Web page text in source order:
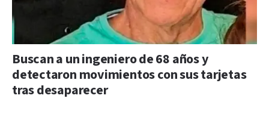
Buscan a un ingeniero de 68 años y
detectaron movimientos con sus tarjetas
tras desaparecer